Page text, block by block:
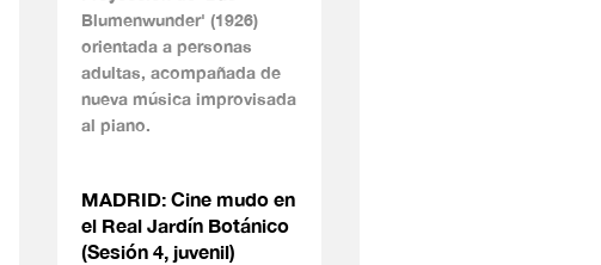
Blumenwunder' (1926)
orientada a personas
adultas, acompañada de
nueva música improvisada
al piano.
MADRID: Cine mudo en
el Real Jardín Botánico
(Sesión 4, juvenil)